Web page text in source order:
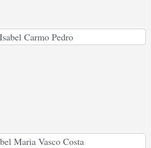
Isabel Carmo Pedro
Maria Vasco Costa